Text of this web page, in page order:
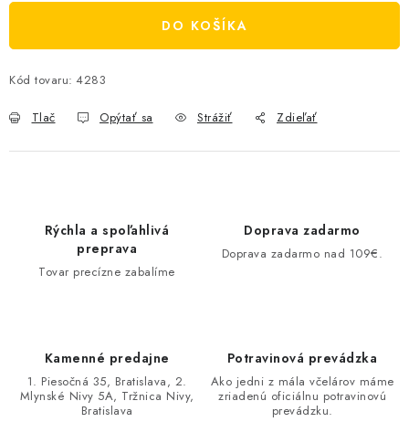
Vrátenie tovaru, výmena a reklamácie
DO KOŠÍKA
Kód tovaru: 4283
Tlač Opýtať sa Strážiť Zdieľať
Rýchla a spoľahlivá
preprava
Tovar precízne zabalíme
Doprava zadarmo
Doprava zadarmo nad 109€.
Kamenné predajne
1. Piesočná 35, Bratislava, 2.
Mlynské Nivy 5A, Tržnica Nivy,
Bratislava
Potravinová prevádzka
Ako jedni z mála včelárov máme
zriadenú oficiálnu potravinovú
prevádzku.